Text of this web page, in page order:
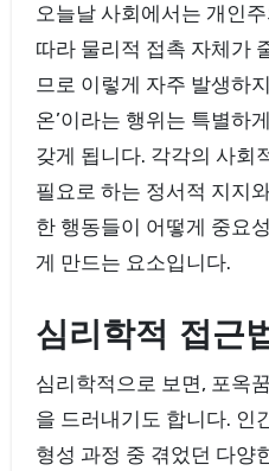
오늘날 사회에서는 개인
따라 물리적 접촉 자체가
므로 이렇게 자주 발생하
온’이라는 행위는 특별하
갖게 됩니다. 각각의 사회
필요로 하는 정서적 지지
한 행동들이 어떻게 중요
게 만드는 요소입니다.
심리학적 접근
심리학적으로 보면, 포옥
을 드러내기도 합니다. 인
형성 과정 중 겪었던 다양